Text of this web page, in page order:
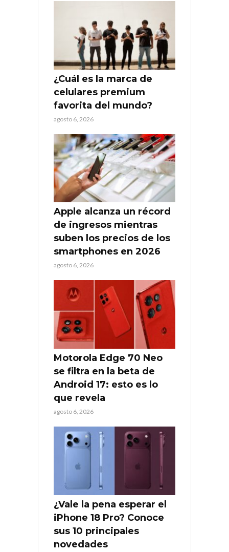
¿Cuál es la marca de
celulares premium
favorita del mundo?
agosto 6, 2026
Apple alcanza un récord
de ingresos mientras
suben los precios de los
smartphones en 2026
agosto 6, 2026
Motorola Edge 70 Neo
se filtra en la beta de
Android 17: esto es lo
que revela
agosto 6, 2026
¿Vale la pena esperar el
iPhone 18 Pro? Conoce
sus 10 principales
novedades